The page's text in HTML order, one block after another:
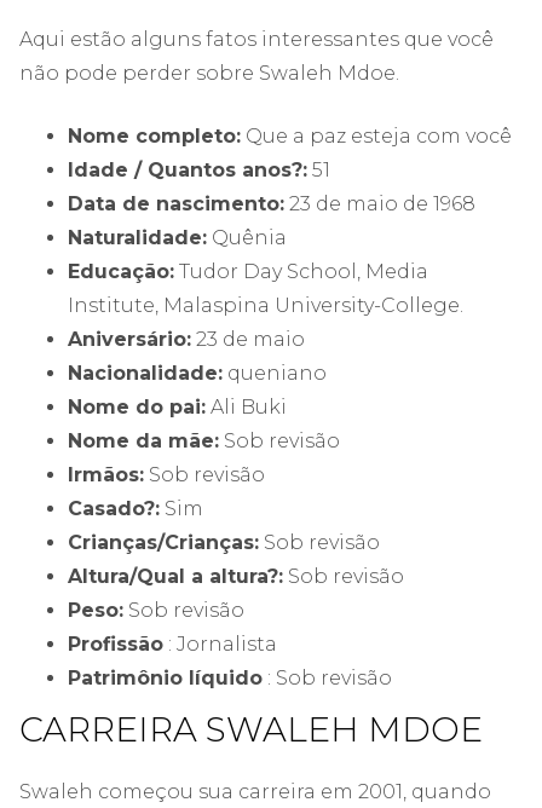
Aqui estão alguns fatos interessantes que você
não pode perder sobre Swaleh Mdoe.
Nome completo: Que a paz esteja com você
Idade / Quantos anos?: 51
Data de nascimento: 23 de maio de 1968
Naturalidade: Quênia
Educação: Tudor Day School, Media
Institute, Malaspina University-College.
Aniversário: 23 de maio
Nacionalidade: queniano
Nome do pai: Ali Buki
Nome da mãe: Sob revisão
Irmãos: Sob revisão
Casado?: Sim
Crianças/Crianças: Sob revisão
Altura/Qual a altura?: Sob revisão
Peso: Sob revisão
Profissão : Jornalista
Patrimônio líquido : Sob revisão
CARREIRA SWALEH MDOE
Swaleh começou sua carreira em 2001, quando